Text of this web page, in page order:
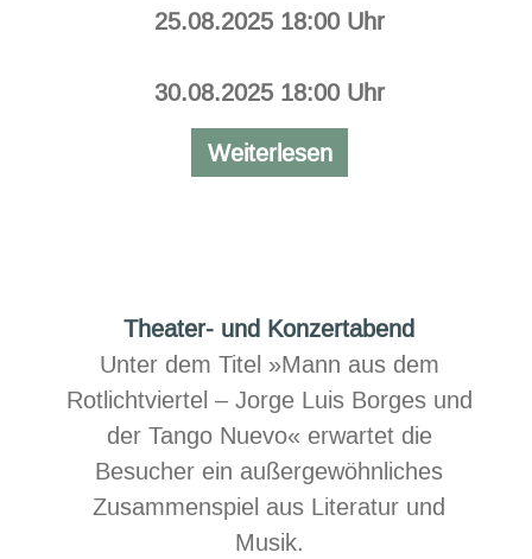
25.08.2025 18:00 Uhr
30.08.2025 18:00 Uhr
WeiterlesenBoogie-,
Blues-
Theater- und Konzertabend
Unter dem Titel »Mann aus dem
Rotlichtviertel – Jorge Luis Borges und
der Tango Nuevo« erwartet die
Besucher ein außergewöhnliches
Zusammenspiel aus Literatur und
Musik.